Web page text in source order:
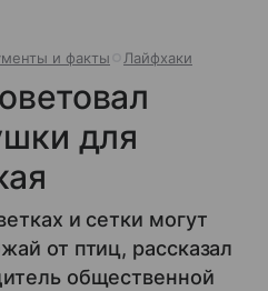
и факты Лайфхаки
для
и сетки могут
от птиц, рассказал
общественной